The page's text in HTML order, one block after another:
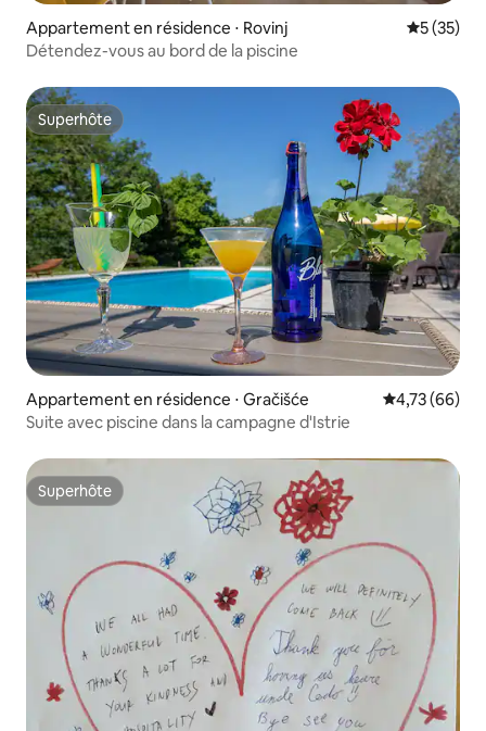
Appartement en résidence ⋅ Rovinj
5 (35)
Détendez-vous au bord de la piscine
Superhôte
Superhôte
Appartement en résidence ⋅ Gračišće Évaluation
4,73 (66)
Suite avec piscine dans la campagne d'Istrie
Superhôte
Superhôte